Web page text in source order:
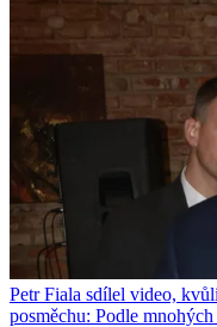
Petr Fiala sdílel video,
posměchu: Podle